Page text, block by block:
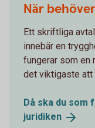
När
Ett skriftliga
innebär en
fungerar som en
det viktigaste att
Då ska du som
juridiken